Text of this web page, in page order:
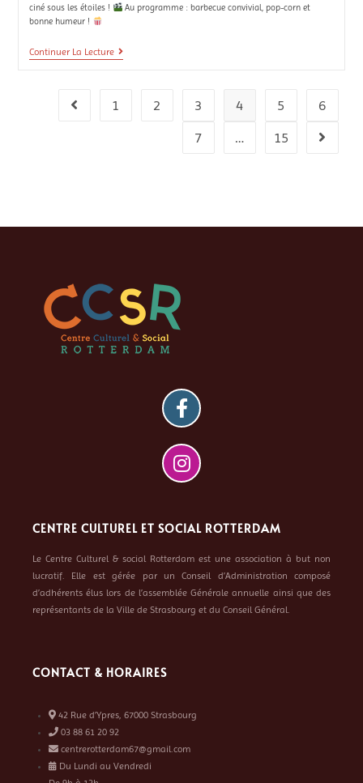
ciné sous les étoiles !
Au programme : barbecue convivial, pop-corn et
bonne humeur !
Continuer La Lecture
1 2 3 4 5
6
7
… 15
CENTRE CULTUREL ET SOCIAL ROTTERDAM
Le Centre Culturel & social Rotterdam est une association à but non
lucratif. Elle est gérée par un Conseil d’Administration composé
d’adhérents élus lors de l’assemblée Générale annuelle ainsi que des
représentants de la Ville de Strasbourg et du Conseil Général.
CONTACT & HORAIRES
42 Rue d’Ypres, 67000 Strasbourg
03 88 61 20 92
centrerotterdam67@gmail.com
Du Lundi au Vendredi